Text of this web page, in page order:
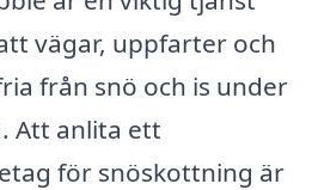
vägar, uppfarter och
från snö och is under
Att anlita ett
för snöskottning är